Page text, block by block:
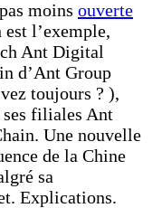
moins ouverte
est l’exemple,
Ant Digital
d’Ant Group
toujours ? ),
ses filiales Ant
Une nouvelle
de la Chine
sa
Explications.